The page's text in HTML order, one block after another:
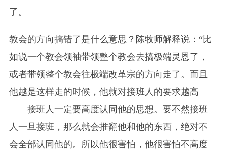
了。
教会的方向搞错了是什么意思？陈牧师解释说：“比
如说一个教会领袖带领整个教会去搞极端灵恩了，
或者带领整个教会往极端改革宗的方向走了。而且
他越是这样走的时候，他就对接班人的要求越高
——接班人一定要高度认同他的思想。要不然接班
人一旦接班，那么就会推翻他和他的东西，绝对不
会全部认同他的。所以他很害怕，他很害怕不高度